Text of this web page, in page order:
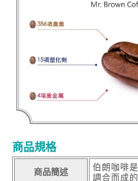
商品規格
商品簡述
伯朗咖啡
調合而成